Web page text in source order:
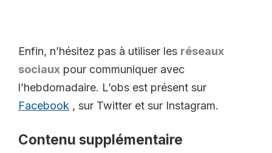
Enfin, n’hésitez pas à utiliser les réseaux
sociaux pour communiquer avec
l’hebdomadaire. L’obs est présent sur
Facebook , sur Twitter et sur Instagram.
Contenu supplémentaire